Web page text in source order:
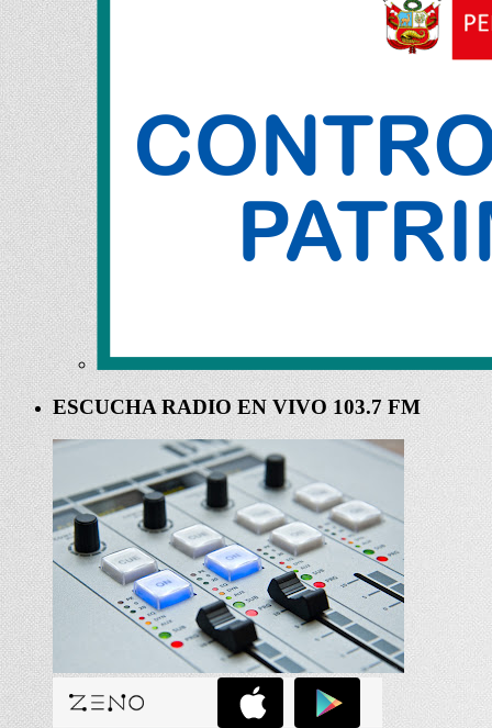
ESCUCHA RADIO EN VIVO 103.7 FM